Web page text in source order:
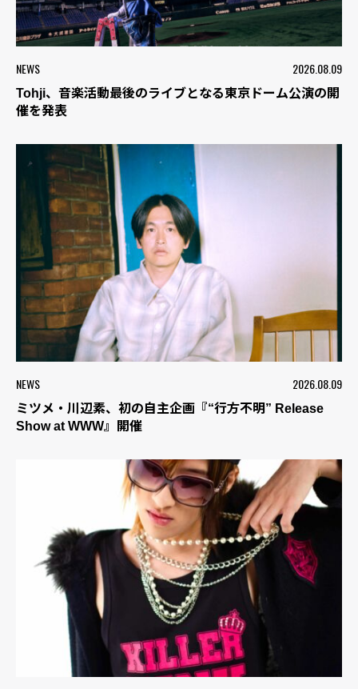
NEWS 2026.08.09
Tohji、音楽活動最後のライブとなる東京ドーム公演の開
催を発表
NEWS 2026.08.09
ミツメ・川辺素、初の自主企画『“行方不明” Release
Show at WWW』開催